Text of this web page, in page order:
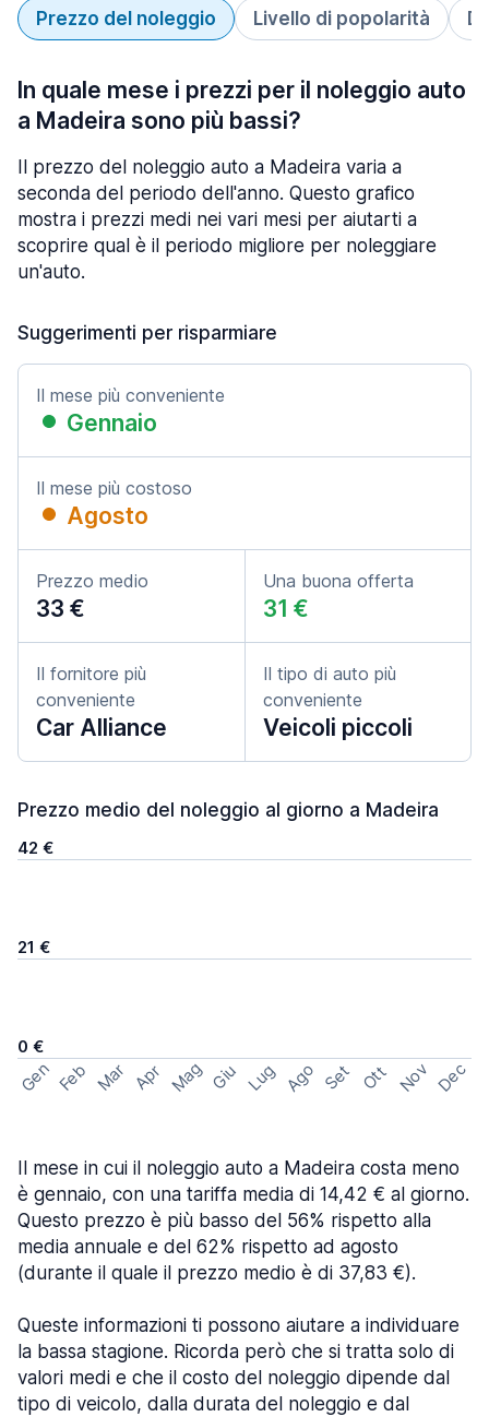
Prezzo del noleggio Livello di popolarità
In quale mese i prezzi per il noleggio auto
a Madeira sono più bassi?
Il prezzo del noleggio auto a Madeira varia a
seconda del periodo dell'anno. Questo grafico
mostra i prezzi medi nei vari mesi per aiutarti a
scoprire qual è il periodo migliore per noleggiare
un'auto.
Suggerimenti per risparmiare
Il mese più conveniente
Gennaio
Il mese più costoso
Agosto
Prezzo medio
33 €
Una buona offerta
31 €
Il fornitore più
conveniente
Car Alliance
Il tipo di auto più
conveniente
Veicoli piccoli
Prezzo medio del noleggio al giorno a Madeira
42 €
21 €
0 €
Gen Feb Mar Apr Mag Giu Lug Ago Set Ott Nov Dec
Il mese in cui il noleggio auto a Madeira costa meno
è gennaio, con una tariffa media di 14,42 € al giorno.
Questo prezzo è più basso del 56% rispetto alla
media annuale e del 62% rispetto ad agosto
(durante il quale il prezzo medio è di 37,83 €).
Queste informazioni ti possono aiutare a individuare
la bassa stagione. Ricorda però che si tratta solo di
valori medi e che il costo del noleggio dipende dal
tipo di veicolo, dalla durata del noleggio e dal